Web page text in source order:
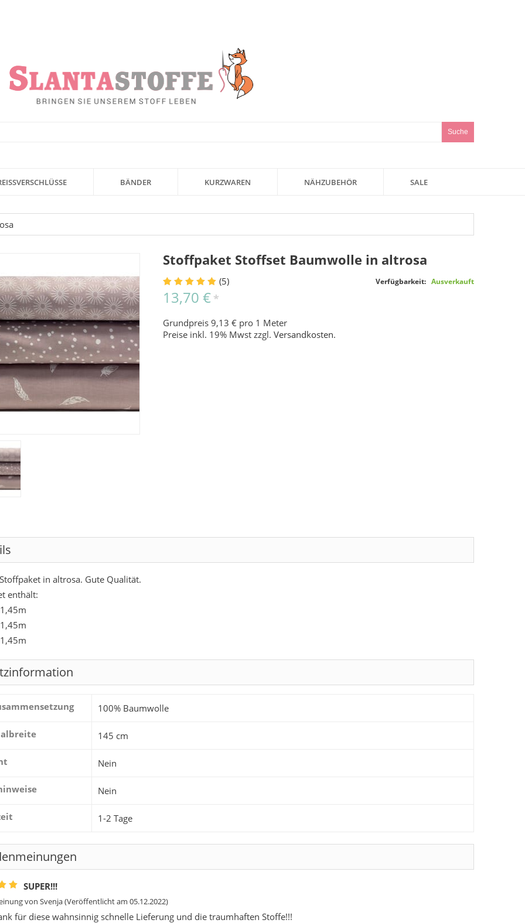
Suche
BÄNDER KURZWAREN NÄHZUBEHÖR SALE
Stoffpaket Stoffset Baumwolle in altrosa
(5) Verfügbarkeit: Ausverkauft
13,70 € *
Grundpreis 9,13 € pro 1 Meter
Preise inkl. 19% Mwst zzgl.Versandkosten.
in altrosa. Gute Qualität.
enthält:
100% Baumwolle
145 cm
Nein
Nein
1-2 Tage
SUPER!!!
von Svenja(Veröffentlicht am 05.12.2022)
für diese wahnsinnig schnelle Lieferung und die traumhaften Stoffe!!!